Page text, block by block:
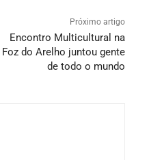
Próximo artigo
Encontro Multicultural na
Foz do Arelho juntou gente
de todo o mundo